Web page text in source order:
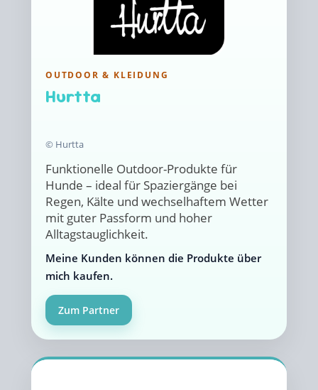
OUTDOOR & KLEIDUNG
Hurtta
© Hurtta
Funktionelle Outdoor-Produkte für
Hunde – ideal für Spaziergänge bei
Regen, Kälte und wechselhaftem Wetter
mit guter Passform und hoher
Alltagstauglichkeit.
Meine Kunden können die Produkte über
mich kaufen.
Zum Partner